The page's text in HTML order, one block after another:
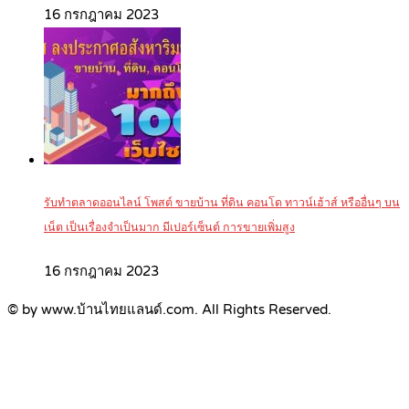
16 กรกฎาคม 2023
รับทำตลาดออนไลน์ โพสต์ ขายบ้าน ที่ดิน คอนโด ทาวน์เฮ้าส์ หรืออื่นๆ บน
เน็ต เป็นเรื่องจำเป็นมาก มีเปอร์เซ็นต์ การขายเพิ่มสูง
16 กรกฎาคม 2023
© by www.บ้านไทยแลนด์.com. All Rights Reserved.